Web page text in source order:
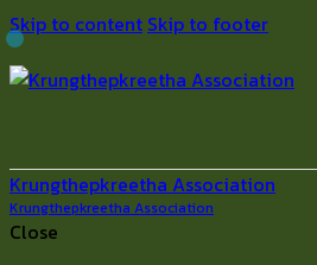
Skip to content Skip to footer
Krungthepkreetha Association
Krungthepkreetha Association
Close